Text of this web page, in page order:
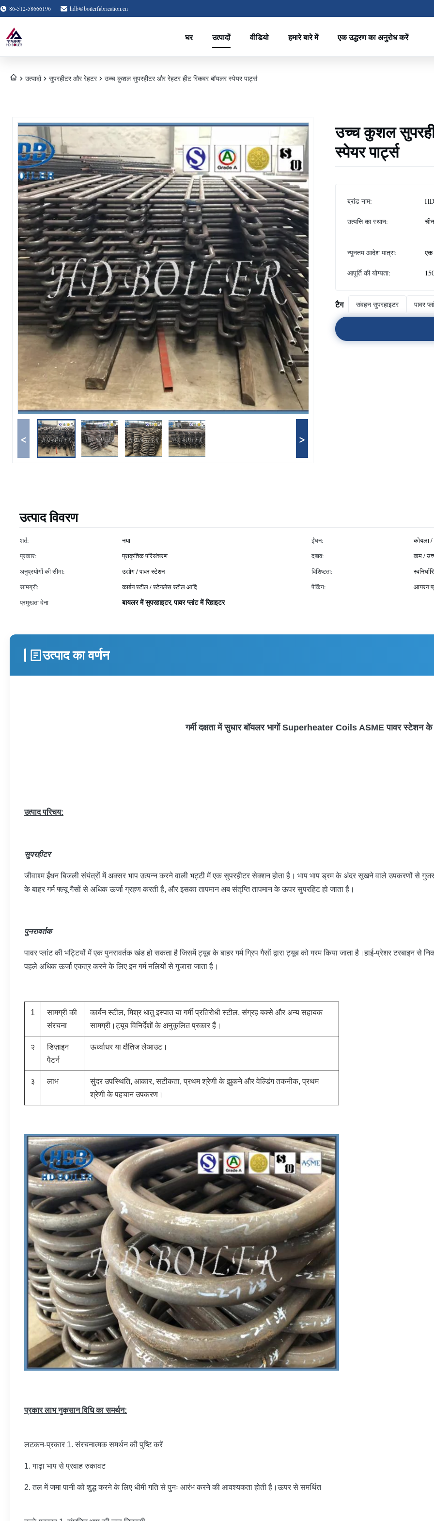
86-512-58666196 hdb@boilerfabrication.cn
घर उत्पादों वीडियो हमारे बारे में एक उद्धरण का अनुरोध करें
उत्पादों सुपरहीटर और रेहटर उच्च कुशल सुपरहीटर और रेहटर हीट रिकवर बॉयलर स्पेयर पार्ट्स
< >
उच्च कुशल
स्पेयर पार्ट्स
ब्रांड नाम:
उत्पत्ति का स्थान: चीन
न्यूनतम आदेश मात्रा:
आपूर्ति की योग्यता:
टैग संवहन सुपरहाइटर पावर
उत्पाद विवरण
शर्त: नया ईंधन:
कोयला /
प्रकार:
प्राकृतिक परिसंचरण दबाव:
कम /
अनुप्रयोगों की सीमा:
उद्योग / पावर स्टेशन विशिष्टता:
सामग्री:
कार्बन स्टील / स्टेनलेस स्टील आदि पैकिंग:
आयरन
प्रमुखता देना
बायलर में सुपरहाइटर,पावर प्लांट में रिहाइटर
उत्पाद का वर्णन
गर्मी दक्षता में सुधार बॉयलर भागों Superheater Coils ASME पावर स्टेशन के
उत्पाद परिचय:
सुपरहीटर
जीवाश्म ईंधन बिजली संयंत्रों में अक्सर भाप उत्पन्न करने वाली भट्टी में एक सुपरहीटर सेक्शन होता है। भाप भाप ड्रम के अंदर सूखने वाले उपकरणों से
के बाहर गर्म फ्ल्यू गैसों से अधिक ऊर्जा ग्रहण करती है, और इसका तापमान अब संतृप्ति तापमान के ऊपर सुपरहिट हो जाता है।
पुनरावर्तक
पावर प्लांट की भट्टियों में एक पुनरावर्तक खंड हो सकता है जिसमें ट्यूब के बाहर गर्म ग्रिप गैसों द्वारा ट्यूब को गरम किया जाता है।हाई-प्रेशर टरबाइन से
पहले अधिक ऊर्जा एकत्र करने के लिए इन गर्म नलियों से गुजारा जाता है।
1
सामग्री की
संरचना
कार्बन स्टील, मिश्र धातु इस्पात या गर्मी प्रतिरोधी स्टील, संग्रह बक्से और अन्य सहायक
सामग्री।ट्यूब विनिर्देशों के अनुकूलित प्रकार हैं।
२
डिज़ाइन
पैटर्न
ऊर्ध्वाधर या क्षैतिज लेआउट।
३ लाभ
सुंदर उपस्थिति, आकार, सटीकता, प्रथम श्रेणी के झुकने और वेल्डिंग तकनीक, प्रथम
श्रेणी के पहचान उपकरण।
प्रकार लाभ नुकसान विधि का समर्थन:
लटकन-प्रकार 1. संरचनात्मक समर्थन की पुष्टि करें
1. गाढ़ा भाप से प्रवाह रुकावट
2. तल में जमा पानी को शुद्ध करने के लिए धीमी गति से पुनः आरंभ करने की आवश्यकता होती है।ऊपर से समर्थित